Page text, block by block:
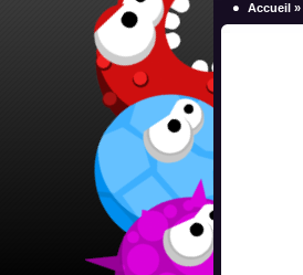
Accueil »